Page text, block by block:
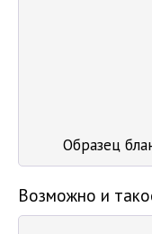
Образец
Возможно и